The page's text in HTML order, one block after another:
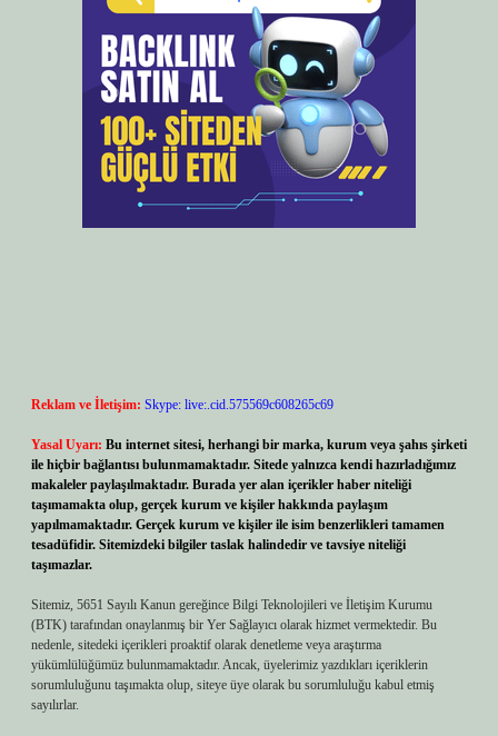
Reklam ve İletişim: Skype: live:.cid.575569c608265c69
Yasal Uyarı: Bu internet sitesi, herhangi bir marka, kurum veya şahıs şirketi
ile hiçbir bağlantısı bulunmamaktadır. Sitede yalnızca kendi hazırladığımız
makaleler paylaşılmaktadır. Burada yer alan içerikler haber niteliği
taşımamakta olup, gerçek kurum ve kişiler hakkında paylaşım
yapılmamaktadır. Gerçek kurum ve kişiler ile isim benzerlikleri tamamen
tesadüfidir. Sitemizdeki bilgiler taslak halindedir ve tavsiye niteliği
taşımazlar.
Sitemiz, 5651 Sayılı Kanun gereğince Bilgi Teknolojileri ve İletişim Kurumu
(BTK) tarafından onaylanmış bir Yer Sağlayıcı olarak hizmet vermektedir. Bu
nedenle, sitedeki içerikleri proaktif olarak denetleme veya araştırma
yükümlülüğümüz bulunmamaktadır. Ancak, üyelerimiz yazdıkları içeriklerin
sorumluluğunu taşımakta olup, siteye üye olarak bu sorumluluğu kabul etmiş
sayılırlar.